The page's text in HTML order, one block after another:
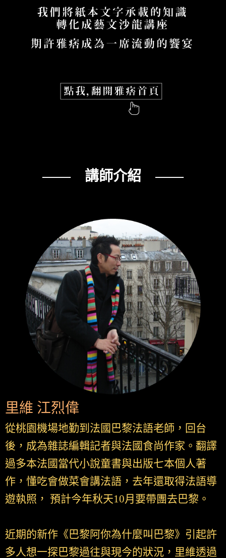
—— 講師介紹 ——
里維 江烈偉
從桃園機場地勤到法國巴黎法語老師，回台
後，成為雜誌編輯記者與法國食尚作家。翻譯
過多本法國當代小說童書與出版七本個人著
作，懂吃會做菜會講法語，去年還取得法語導
遊執照， 預計今年秋天10月要帶團去巴黎。
近期的新作《巴黎阿你為什麼叫巴黎》引起許
多人想一探巴黎過往與現今的狀況，里維透過